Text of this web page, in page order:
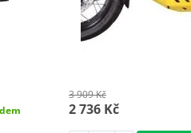
3 909 Kč
2 736 Kč